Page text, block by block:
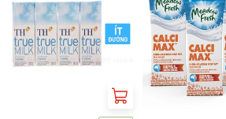
đơn hàng của Quý khách, vui lòng xem
https://www.lottemart.vn/vi-nsg/faq/